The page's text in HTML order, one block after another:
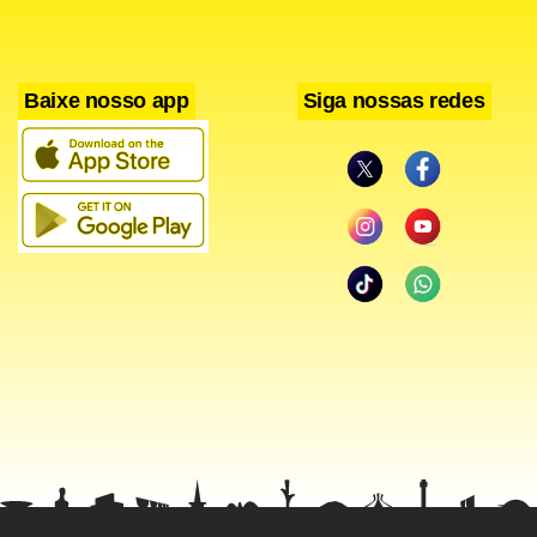
Principal cultura cultivada na 2ª safra, o milho tem uma
estimativa de produção total de 140,46 milhões de
toneladas (somadas as três safras). A colheita do produto
produtividade também apresenta incremento de 7,6%,
Baixe nosso app Siga nossas redes